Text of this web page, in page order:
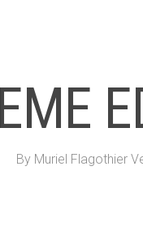
By Muriel Flagothier